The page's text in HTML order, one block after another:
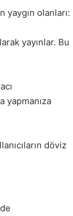
yaygın olanları:
yayınlar. Bu
yapmanıza
döviz